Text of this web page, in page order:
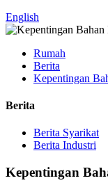
English
Rumah
Berita
Kepentingan
Berita
Berita Syarikat
Berita Industri
Kepentingan